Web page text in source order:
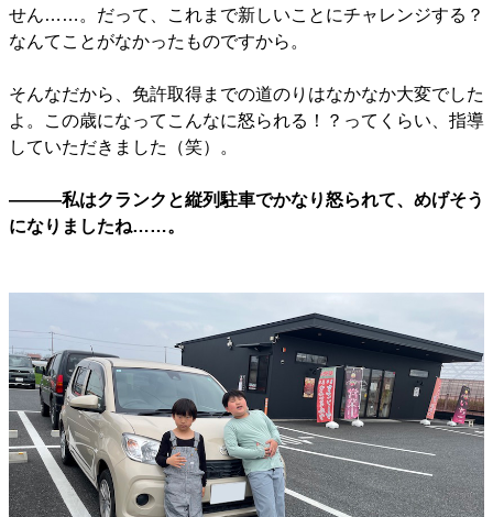
せん……。だって、これまで新しいことにチャレンジする？
なんてことがなかったものですから。
そんなだから、免許取得までの道のりはなかなか大変でした
よ。この歳になってこんなに怒られる！？ってくらい、指導
していただきました（笑）。
―――私はクランクと縦列駐車でかなり怒られて、めげそう
になりましたね……。